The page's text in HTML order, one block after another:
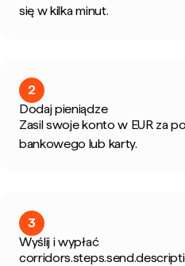
się w kilka minut.
2
Dodaj pieniądze
Zasil swoje konto w EUR za
bankowego lub karty.
3
Wyślij i wypłać